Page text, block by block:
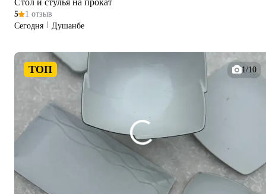
Стол и стулья на прокат
5
1 отзыв
Сегодня
Душанбе
ТОП 1/10